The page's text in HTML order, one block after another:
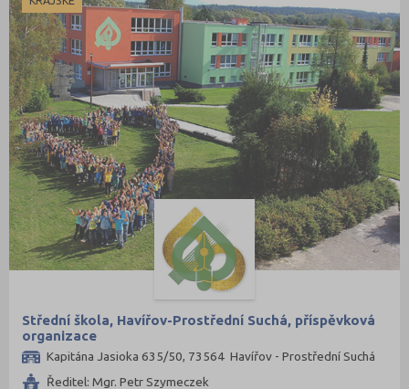
Střední škola, Havířov-Prostřední Suchá, příspěvková
organizace
Kapitána Jasioka 635/50, 73564 Havířov - Prostřední Suchá
Ředitel: Mgr. Petr Szymeczek